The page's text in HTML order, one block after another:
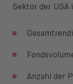
Sektor der USA
Anzahl der